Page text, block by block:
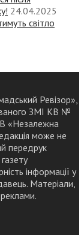
24.04.2025
світло
Ревізор»,
ЗМІ КВ №
«Незалежна
може не
передрук
інформації у
Матеріали,